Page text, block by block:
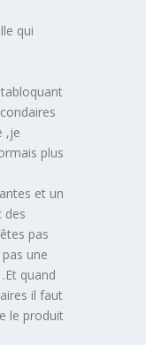
qui
,je
plus
et un
des
pas
une
quand
il faut
le produit